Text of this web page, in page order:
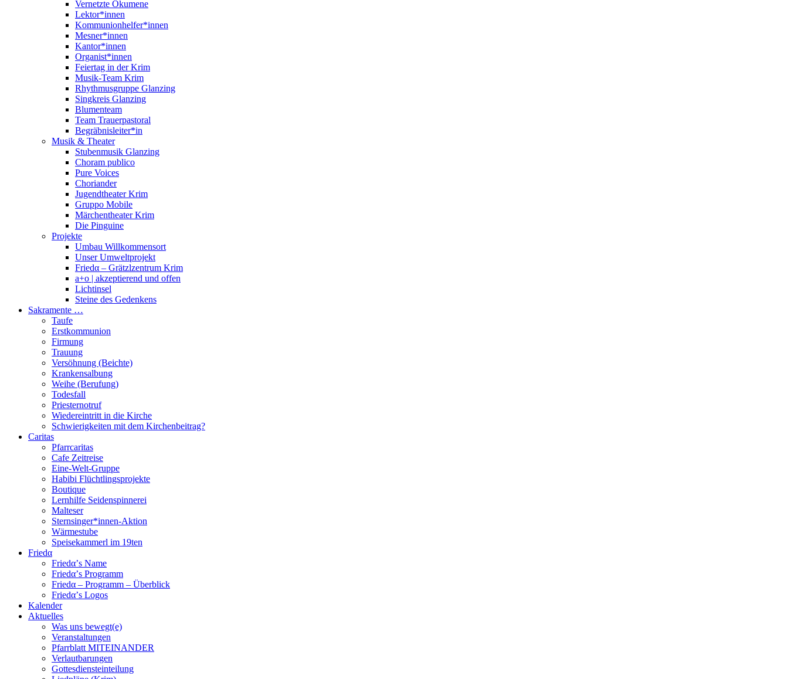
Vernetzte Ökumene
Lektor*innen
Kommunionhelfer*innen
Mesner*innen
Kantor*innen
Organist*innen
Feiertag in der Krim
Musik-Team Krim
Rhythmusgruppe Glanzing
Singkreis Glanzing
Blumenteam
Team Trauerpastoral
Begräbnisleiter*in
Musik & Theater
Stubenmusik Glanzing
Choram publico
Pure Voices
Choriander
Jugendtheater Krim
Gruppo Mobile
Märchentheater Krim
Die Pinguine
Projekte
Umbau Willkommensort
Unser Umweltprojekt
Friedα – Grätzlzentrum Krim
a+o | akzeptierend und offen
Lichtinsel
Steine des Gedenkens
Sakramente …
Taufe
Erstkommunion
Firmung
Trauung
Versöhnung (Beichte)
Krankensalbung
Weihe (Berufung)
Todesfall
Priesternotruf
Wiedereintritt in die Kirche
Schwierigkeiten mit dem Kirchenbeitrag?
Caritas
Pfarrcaritas
Cafe Zeitreise
Eine-Welt-Gruppe
Habibi Flüchtlingsprojekte
Boutique
Lernhilfe Seidenspinnerei
Malteser
Sternsinger*innen-Aktion
Wärmestube
Speisekammerl im 19ten
Friedα
Friedα’s Name
Friedα’s Programm
Friedα – Programm – Überblick
Friedα’s Logos
Kalender
Aktuelles
Was uns bewegt(e)
Veranstaltungen
Pfarrblatt MITEINANDER
Verlautbarungen
Gottesdiensteinteilung